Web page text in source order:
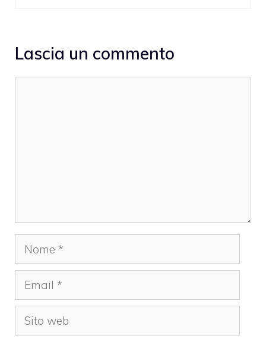
Lascia un commento
Nome
Email
Sito
web